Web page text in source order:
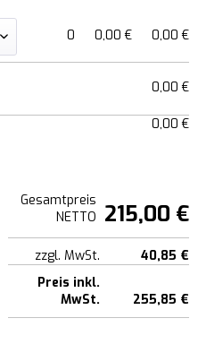
0
0,00 € 0,00 €
0,00 €
0,00 €
Gesamtpreis
NETTO 215,00 €
zzgl. MwSt.
40,85 €
Preis inkl.
MwSt.
255,85 €